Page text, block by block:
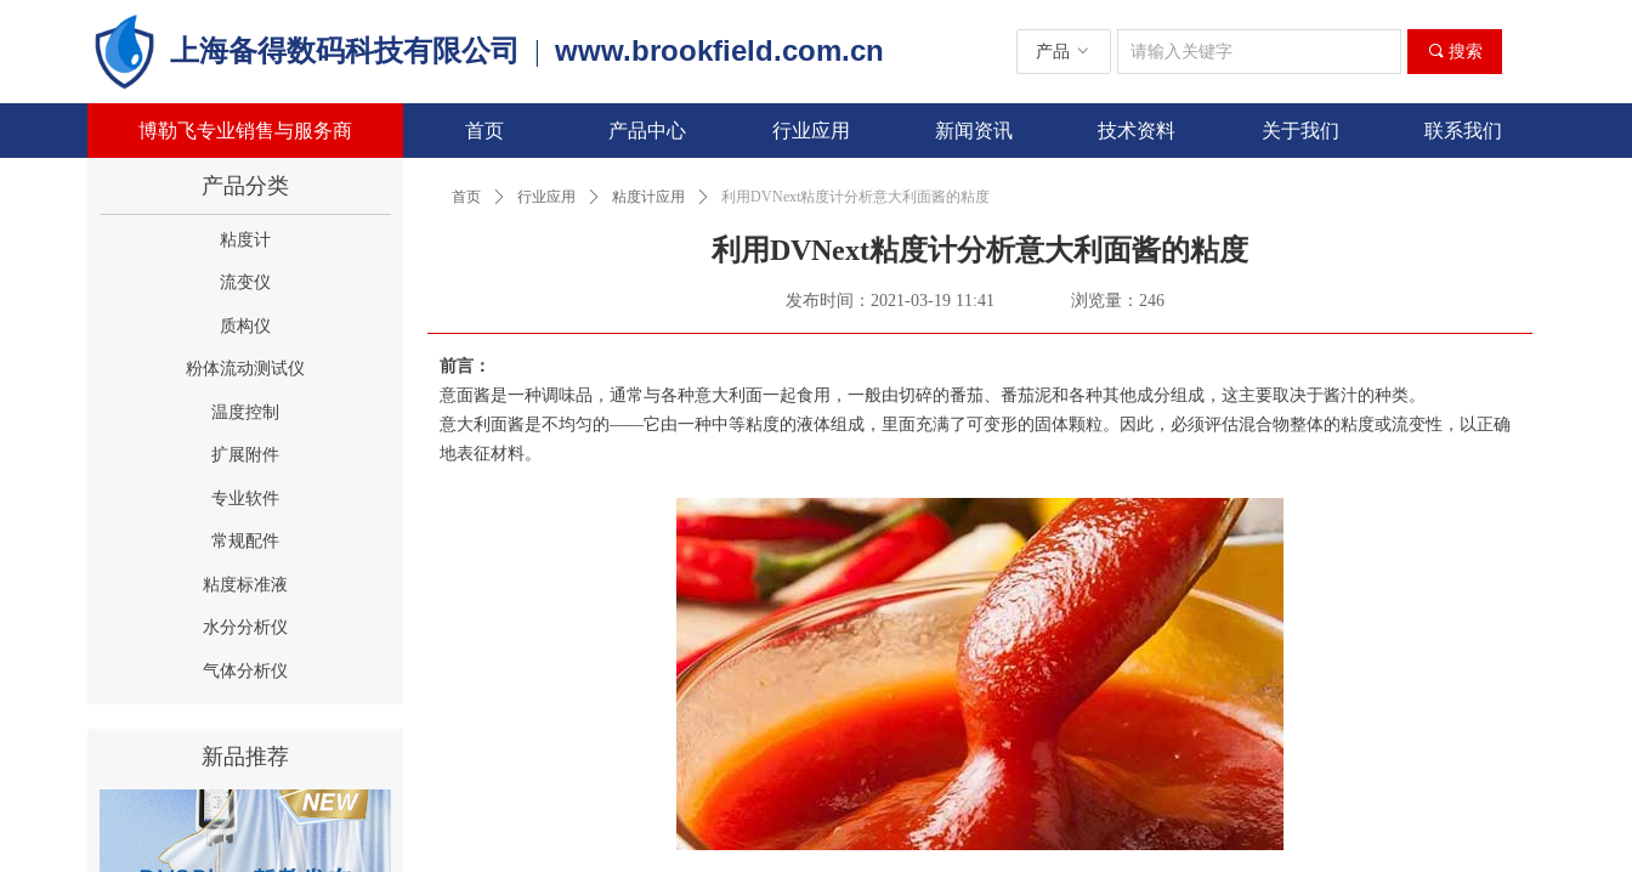
上海备得数码科技有限公司 | www.brookfield.com.cn 끠 搜索
产品 ꀁ
首页 产品中心 行业应用 新闻资讯 技术资料 关于我们 联系我们
博勒飞专业销售与服务商
利用DVNext粘度计分析意大利面酱的粘度
首页 ꄲ 行业应用 ꄲ 粘度计应用 ꄲ 利用DVNext粘度计分析意大利面酱的粘度
发布时间： 2021-03-19 11:41 浏览量： 246
前言：
意面酱是一种调味品，通常与各种意大利面一起食用，一般由切碎的番茄、番茄泥和各种其他成分组成，这主要取决于酱汁的种类。
意大利面酱是不均匀的——它由一种中等粘度的液体组成，里面充满了可变形的固体颗粒。因此，必须评估混合物整体的粘度或流变性，以正确
地表征材料。
粘度计
流变仪
质构仪
粉体流动测试仪
温度控制
扩展附件
专业软件
常规配件
粘度标准液
水分分析仪
气体分析仪
产品分类
新品推荐